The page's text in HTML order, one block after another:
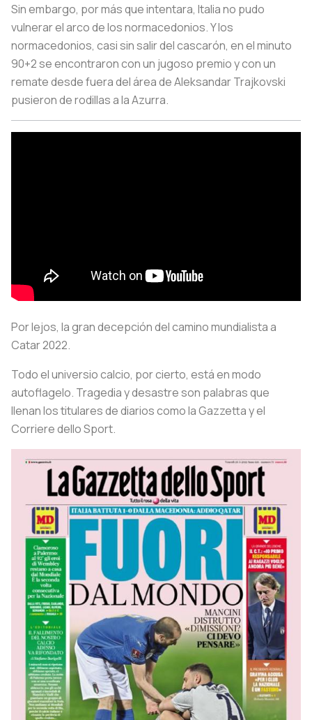
Sin embargo, por más que intentara, Italia no pudo
vulnerar el arco de los normacedonios. Y los
normacedonios, casi sin salir del cascarón, en el minuto
90+2 se encontraron con un jugoso premio y con un
remate desde fuera del área de Aleksandar Trajkovski
pusieron de rodillas a la Azurra.
Por lejos, la gran decepción del camino mundialista a
Catar 2022.
Todo el universio calcio, por cierto, está en modo
autoflagelo. Tragedia y desastre son palabras que
llenan los titulares de diarios como la Gazzetta y el
Corriere dello Sport.